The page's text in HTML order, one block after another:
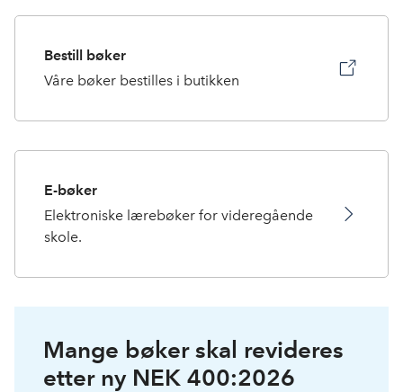
Bestill bøker
Våre bøker bestilles i butikken
E-bøker
Elektroniske lærebøker for videregående
skole.
Mange bøker skal revideres
etter ny NEK 400:2026